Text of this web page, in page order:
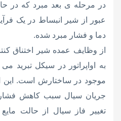
در مرحله ی بعد مبرد که در
عبور از شیر انبساط در یک
دما و فشار مبرد شده.
از وظایف عمده شیر اختناق
به اواپراتور در سیکل تبرید
موجود در ساختارش است. این
جریان سیال سبب کاهش
تغییر فاز سیال از حالت